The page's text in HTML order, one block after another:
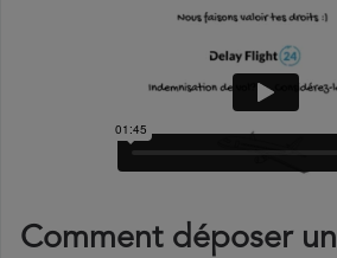
Comment déposer